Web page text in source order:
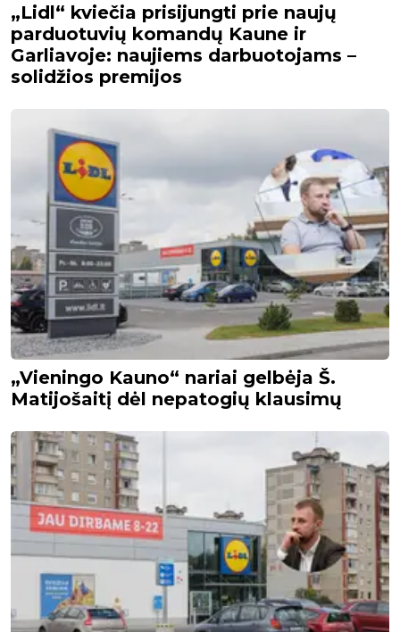
„Lidl“ kviečia prisijungti prie naujų
parduotuvių komandų Kaune ir
Garliavoje: naujiems darbuotojams –
solidžios premijos
„Vieningo Kauno“ nariai gelbėja Š.
Matijošaitį dėl nepatogių klausimų